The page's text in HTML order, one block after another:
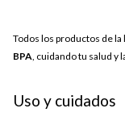
Todos los productos de la
BPA, cuidando tu salud y
Uso y cuidados